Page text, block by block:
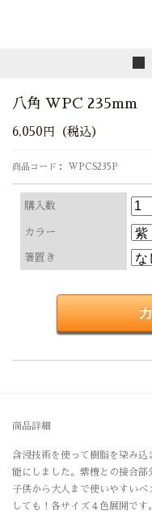
八角 WPC 235mm
6,050円（税込）
商品コード： WPCS235P
購入数
カラー
箸置き
商品詳細
含浸技術を使って樹脂を染み
能にしました。紫檀との接合部
子供から大人まで使いやすい
しても！各サイズ４色展開です。